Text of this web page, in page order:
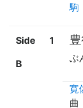
駒
Side
B
1
ぶ
寛
曲